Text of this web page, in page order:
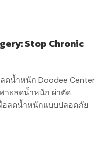
Stop Chronic
ดน้ำหนัก Doodee Center
าะลดน้ำหนัก ผ่าตัด
อลดน้ำหนักแบบปลอดภัย